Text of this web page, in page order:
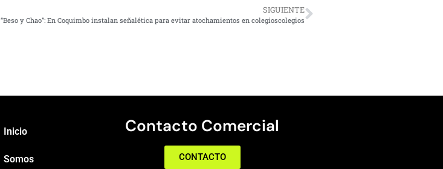
SIGUIENTE
“Beso y Chao”: En Coquimbo instalan señalética para evitar atochamientos en colegioscolegios
Inicio
Somos
Contacto Comercial
CONTACTO